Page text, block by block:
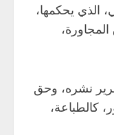
الذي يحكمها،
نشره، وحق
كالطباعة،